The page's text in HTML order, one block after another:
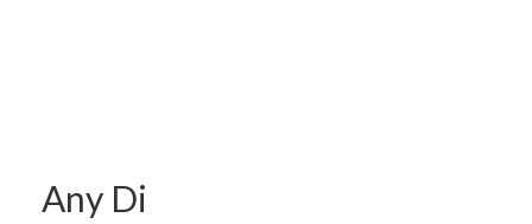
Any Di